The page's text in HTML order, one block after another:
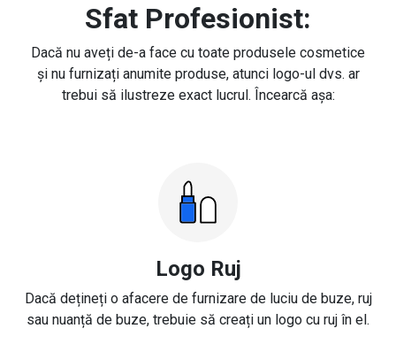
Sfat Profesionist:
Dacă nu aveți de-a face cu toate produsele cosmetice
și nu furnizați anumite produse, atunci logo-ul dvs. ar
trebui să ilustreze exact lucrul. Încearcă așa:
Logo Ruj
Dacă dețineți o afacere de furnizare de luciu de buze, ruj
sau nuanță de buze, trebuie să creați un logo cu ruj în el.